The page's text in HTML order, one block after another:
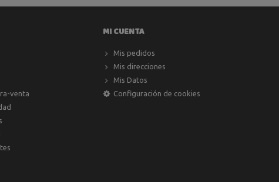
venta
MI CUENTA
Mis pedidos
Mis direcciones
Mis Datos
Configuración de cookies